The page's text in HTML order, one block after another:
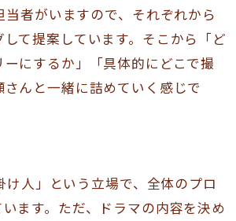
当者がいますので、それぞれから
て提案しています。そこから「ど
にするか」「具体的にどこで撮
んと一緒に詰めていく感じで
け人」という立場で、全体のプロ
ます。ただ、ドラマの内容を決め